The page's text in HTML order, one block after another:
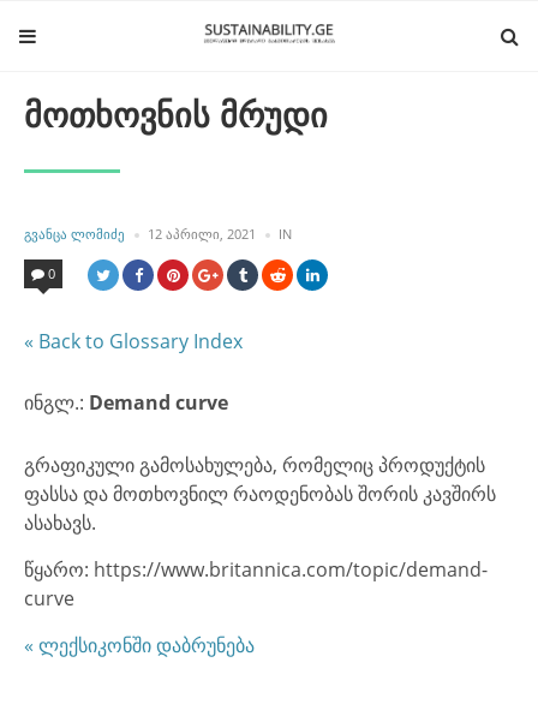
მოთხოვნის მრუდი
POSTED
BY
ᲒᲕᲐᲜᲪᲐ ᲚᲝᲛᲘᲫᲔ 12 ᲐᲞᲠᲘᲚᲘ, 2021 INPOSTED
IN
0
« Back to Glossary Index
ინგლ.: Demand curve
გრაფიკული გამოსახულება, რომელიც პროდუქტის
ფასსა და მოთხოვნილ რაოდენობას შორის კავშირს
ასახავს.
წყარო: https://www.britannica.com/topic/demand-
curve
« ლექსიკონში დაბრუნება